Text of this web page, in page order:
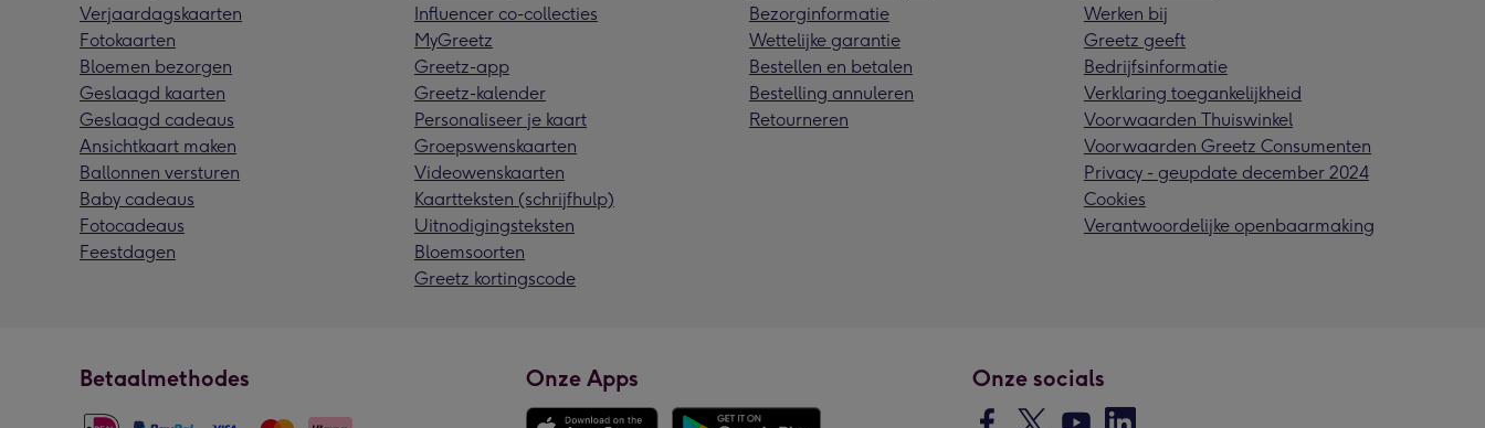
Verjaardagskaarten
Fotokaarten
Bloemen bezorgen
Geslaagd kaarten
Geslaagd cadeaus
Ansichtkaart maken
Ballonnen versturen
Baby cadeaus
Fotocadeaus
Feestdagen
Influencer co-collecties
MyGreetz
Greetz-app
Greetz-kalender
Personaliseer je kaart
Groepswenskaarten
Videowenskaarten
Kaartteksten (schrijfhulp)
Uitnodigingsteksten
Bloemsoorten
Greetz kortingscode
Bezorginformatie
Wettelijke garantie
Bestellen en betalen
Bestelling annuleren
Retourneren
Werken bij
Greetz geeft
Bedrijfsinformatie
Verklaring toegankelijkheid
Voorwaarden Thuiswinkel
Voorwaarden Greetz Consumenten
Privacy - geupdate december 2024
Cookies
Verantwoordelijke openbaarmaking
Betaalmethodes Onze Apps Onze socials